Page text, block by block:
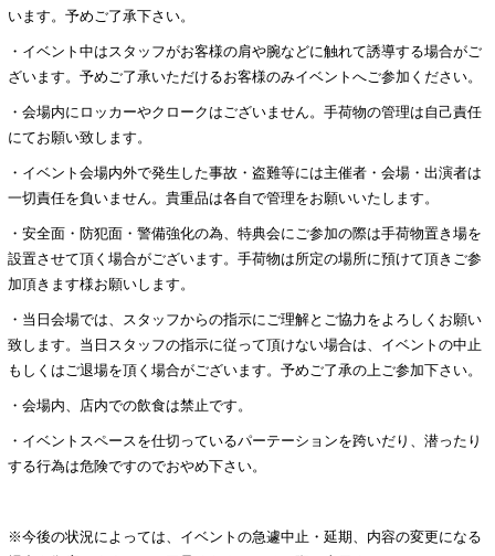
います。予めご了承下さい。
・イベント中はスタッフがお客様の肩や腕などに触れて誘導する場合がご
ざいます。予めご了承いただけるお客様のみイベントへご参加ください。
・会場内にロッカーやクロークはございません。手荷物の管理は自己責任
にてお願い致します。
・イベント会場内外で発生した事故・盗難等には主催者・会場・出演者は
一切責任を負いません。貴重品は各自で管理をお願いいたします。
・安全面・防犯面・警備強化の為、特典会にご参加の際は手荷物置き場を
設置させて頂く場合がございます。手荷物は所定の場所に預けて頂きご参
加頂きます様お願いします。
・当日会場では、スタッフからの指示にご理解とご協力をよろしくお願い
致します。当日スタッフの指示に従って頂けない場合は、イベントの中止
もしくはご退場を頂く場合がございます。予めご了承の上ご参加下さい。
・会場内、店内での飲食は禁止です。
・イベントスペースを仕切っているパーテーションを跨いだり、潜ったり
する行為は危険ですのでおやめ下さい。
※今後の状況によっては、イベントの急遽中止・延期、内容の変更になる